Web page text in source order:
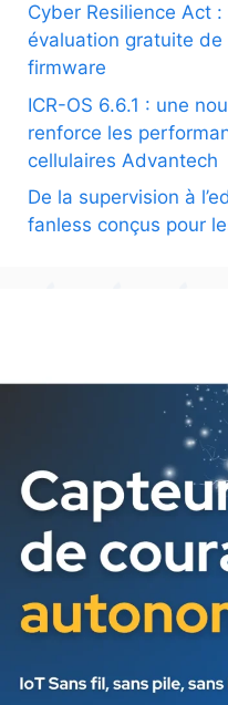
Cyber Resilience Act
évaluation gratuite
firmware
ICR-OS 6.6.1 : une
renforce les
cellulaires Advantech
De la supervision à
fanless conçus pour